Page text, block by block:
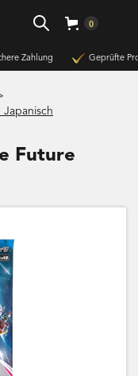
0
Zahlung Geprüfte
Future